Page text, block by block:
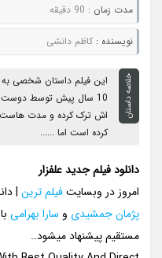
مدت زمان : 90 دقیقه
نويسنده :کاظم دانشی
خلاصه داستان
این فیلم داستان شخصی
10 سال پیش توسط دوست
اش ترک کرده و مدت هاست
کرده است اما ......
دانلود فیلم جدید علفزار
امروز در وبسایتفیلم ترین |
پژمان جمشیدی و سارا بهرامی
مستقیم پیشنهاد میشود..